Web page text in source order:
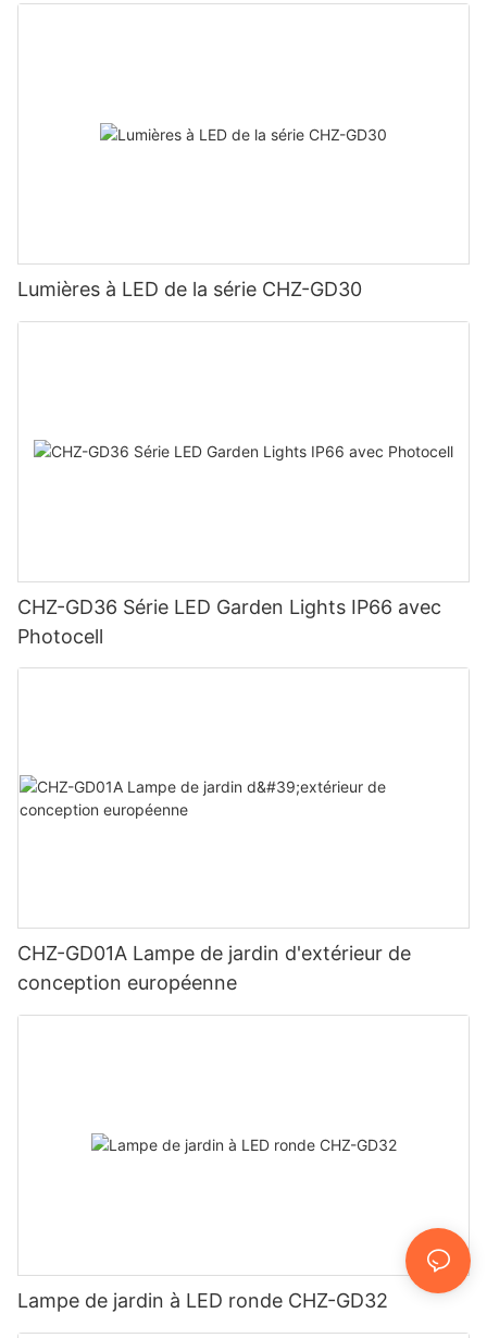
Lumières à LED de la série CHZ-GD30
CHZ-GD36 Série LED Garden Lights IP66 avec
Photocell
CHZ-GD01A Lampe de jardin d'extérieur de
conception européenne
Lampe de jardin à LED ronde CHZ-GD32